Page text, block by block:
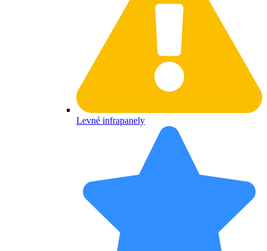
Levné infrapanely